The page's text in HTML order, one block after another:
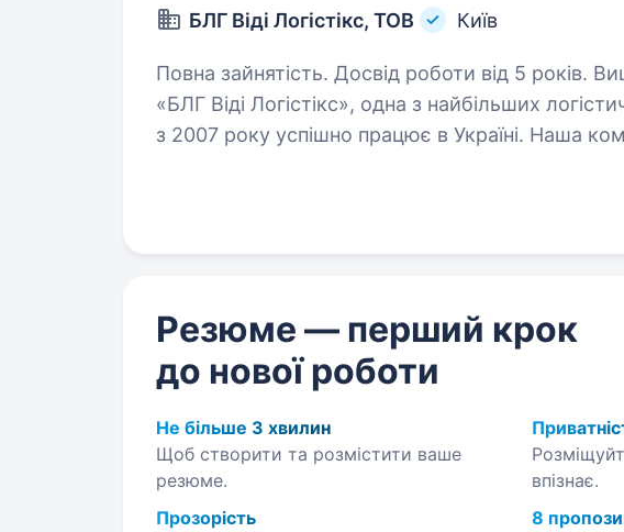
БЛГ Віді Логістікс, ТОВ Київ
Повна зайнятість. Досвід роботи від 5 років. Вища освіта.
«БЛГ Віді Логістікс», одна з найбільших
з 2007 року успішно працює в Україні. Наша
Резюме — перший крок
до нової роботи
Не більше 3 хвилин
Щоб створити та розмістити ваше
резюме.
впізнає.
Прозорість
8